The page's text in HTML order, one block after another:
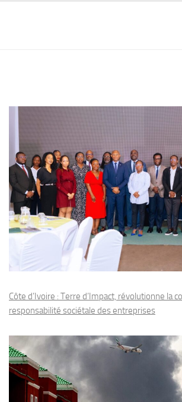
Côte d’Ivoire : Terre d’Impact, révolutionne la
responsabilité sociétale des entreprises